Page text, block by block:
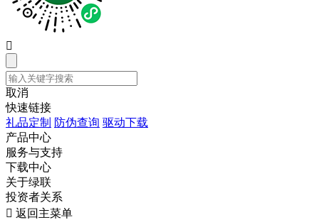

取消
快速链接
礼品定制 防伪查询 驱动下载
产品中心
服务与支持
下载中心
关于绿联
投资者关系
 返回主菜单